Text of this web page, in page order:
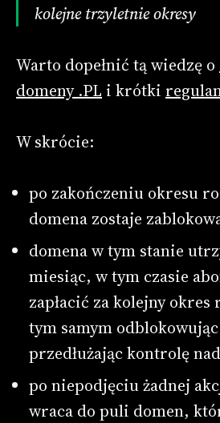
kolejne trzyletnie okresy
Warto dopełnić tą wiedzę o
domeny .PL i krótki
W skrócie:
po zakończeniu okresu
domena zostaje
domena w tym stanie
miesiąc, w tym czasie
zapłacić za kolejny
tym samym
przedłużając kontrolę
po niepodjęciu żadnej
wraca do puli domen,